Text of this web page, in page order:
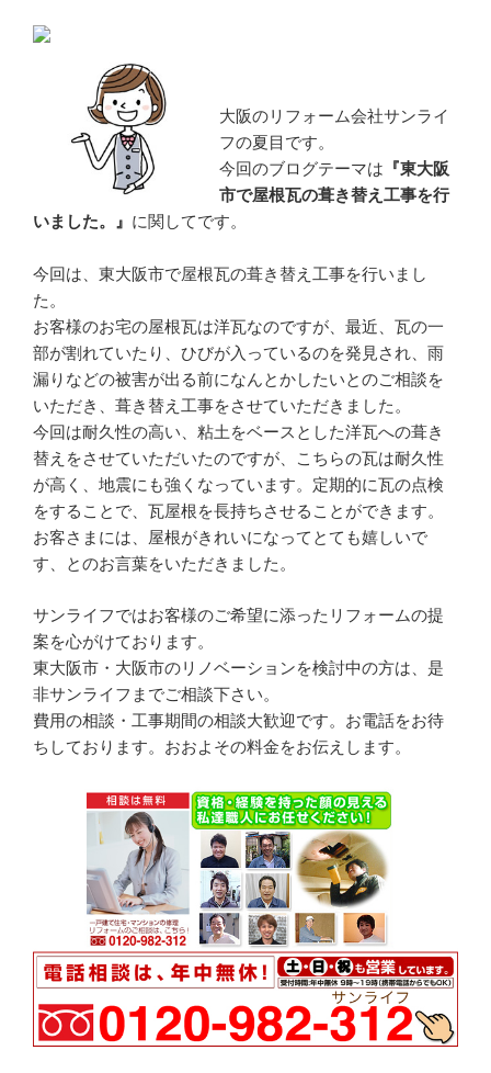
大阪のリフォーム会社サンライ
フの夏目です。
今回のブログテーマは 『東大阪
市で屋根瓦の葺き替え工事を行
いました。』 に関してです。
今回は、東大阪市で屋根瓦の葺き替え工事を行いまし
た。
お客様のお宅の屋根瓦は洋瓦なのですが、最近、瓦の一
部が割れていたり、ひびが入っているのを発見され、雨
漏りなどの被害が出る前になんとかしたいとのご相談を
いただき、葺き替え工事をさせていただきました。
今回は耐久性の高い、粘土をベースとした洋瓦への葺き
替えをさせていただいたのですが、こちらの瓦は耐久性
が高く、地震にも強くなっています。定期的に瓦の点検
をすることで、瓦屋根を長持ちさせることができます。
お客さまには、屋根がきれいになってとても嬉しいで
す、とのお言葉をいただきました。
サンライフではお客様のご希望に添ったリフォームの提
案を心がけております。
東大阪市・大阪市のリノベーションを検討中の方は、是
非サンライフまでご相談下さい。
費用の相談・工事期間の相談大歓迎です。お電話をお待
ちしております。おおよその料金をお伝えします。